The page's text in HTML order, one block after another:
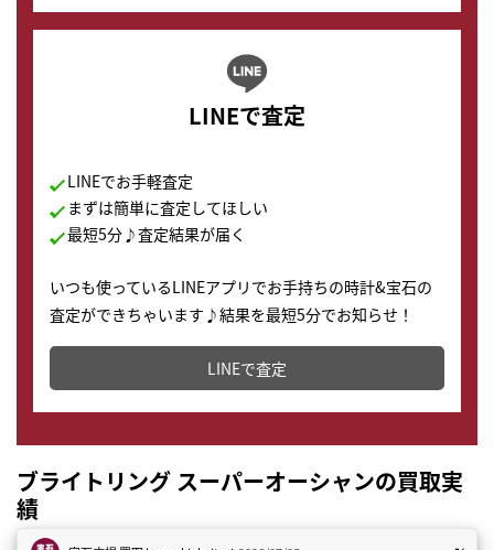
LINEで査定
LINEでお手軽査定
まずは簡単に査定してほしい
最短5分♪査定結果が届く
いつも使っているLINEアプリでお手持ちの時計&宝石の
査定ができちゃいます♪結果を最短5分でお知らせ！
どこからでもすぐに査定金額を知ることが出来ます。
LINEで査定
ブライトリング スーパーオーシャンの買取実
績